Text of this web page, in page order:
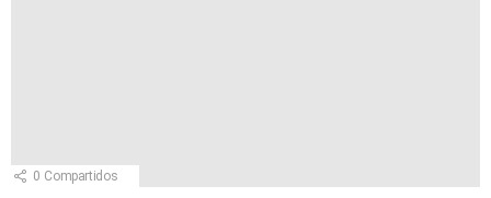
0 Compartidos